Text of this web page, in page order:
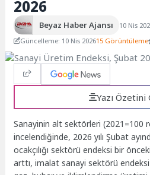
2026
Beyaz Haber Ajansı
10 Nis
Güncelleme: 10 Nis 202615 Görüntüleme
Yazı Özetini
Sanayinin alt sektörleri (2021=100
incelendiğinde, 2026 yılı Şubat
ocakçılığı sektörü endeksi bir
arttı, imalat sanayi sektörü